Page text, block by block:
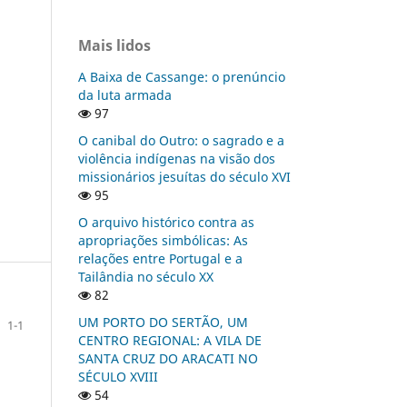
1-1
Mais lidos
A Baixa de Cassange: o prenúncio
da luta armada
97
O canibal do Outro: o sagrado e a
violência indígenas na visão dos
missionários jesuítas do século XVI
95
O arquivo histórico contra as
apropriações simbólicas: As
relações entre Portugal e a
Tailândia no século XX
82
UM PORTO DO SERTÃO, UM
CENTRO REGIONAL: A VILA DE
SANTA CRUZ DO ARACATI NO
SÉCULO XVIII
54